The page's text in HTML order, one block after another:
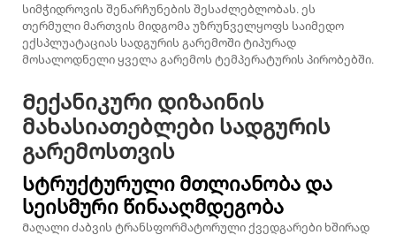
სიმჭიდროვის შენარჩუნების შესაძლებლობას. ეს
თერმული მართვის მიდგომა უზრუნველყოფს საიმედო
ექსპლუატაციას სადგურის გარემოში ტიპურად
მოსალოდნელი ყველა გარემოს ტემპერატურის პირობებში.
Მექანიკური დიზაინის
მახასიათებლები სადგურის
გარემოსთვის
Სტრუქტურული მთლიანობა და
სეისმური წინააღმდეგობა
Მაღალი ძაბვის ტრანსფორმატორული ქვედგარები ხშირად